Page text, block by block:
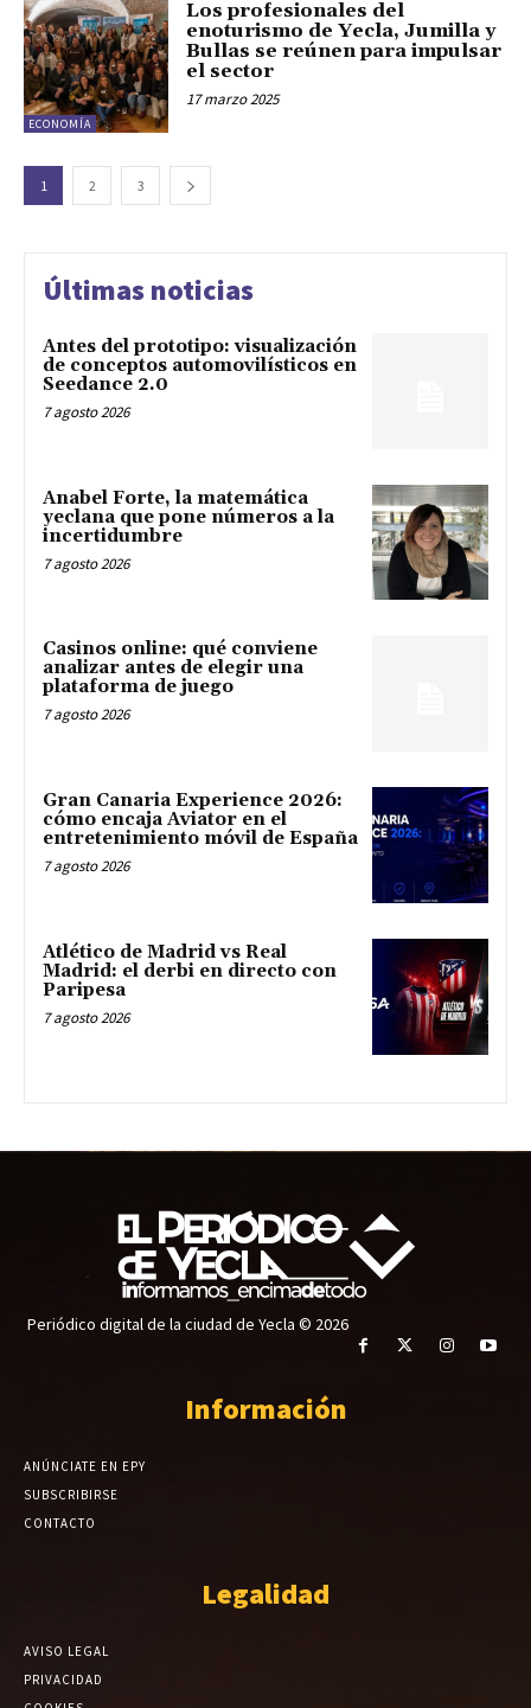
ECONOMÍA
Los profesionales del
enoturismo de Yecla, Jumilla y
Bullas se reúnen para impulsar
el sector
17 marzo 2025
1 2 3
Últimas noticias
Antes del prototipo: visualización
de conceptos automovilísticos en
Seedance 2.0
7 agosto 2026
Anabel Forte, la matemática
yeclana que pone números a la
incertidumbre
7 agosto 2026
Casinos online: qué conviene
analizar antes de elegir una
plataforma de juego
7 agosto 2026
Gran Canaria Experience 2026:
cómo encaja Aviator en el
entretenimiento móvil de España
7 agosto 2026
Atlético de Madrid vs Real
Madrid: el derbi en directo con
Paripesa
7 agosto 2026
Periódico digital de la ciudad de Yecla © 2026
Información
ANÚNCIATE EN EPY
SUBSCRIBIRSE
CONTACTO
Legalidad
AVISO LEGAL
PRIVACIDAD